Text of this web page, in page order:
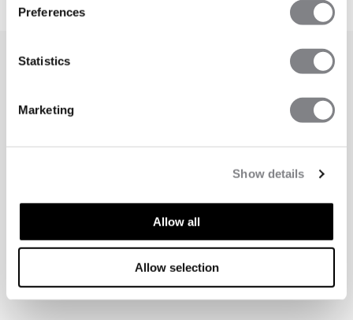
Preferences
Statistics
Marketing
Show details
Allow all
Allow selection